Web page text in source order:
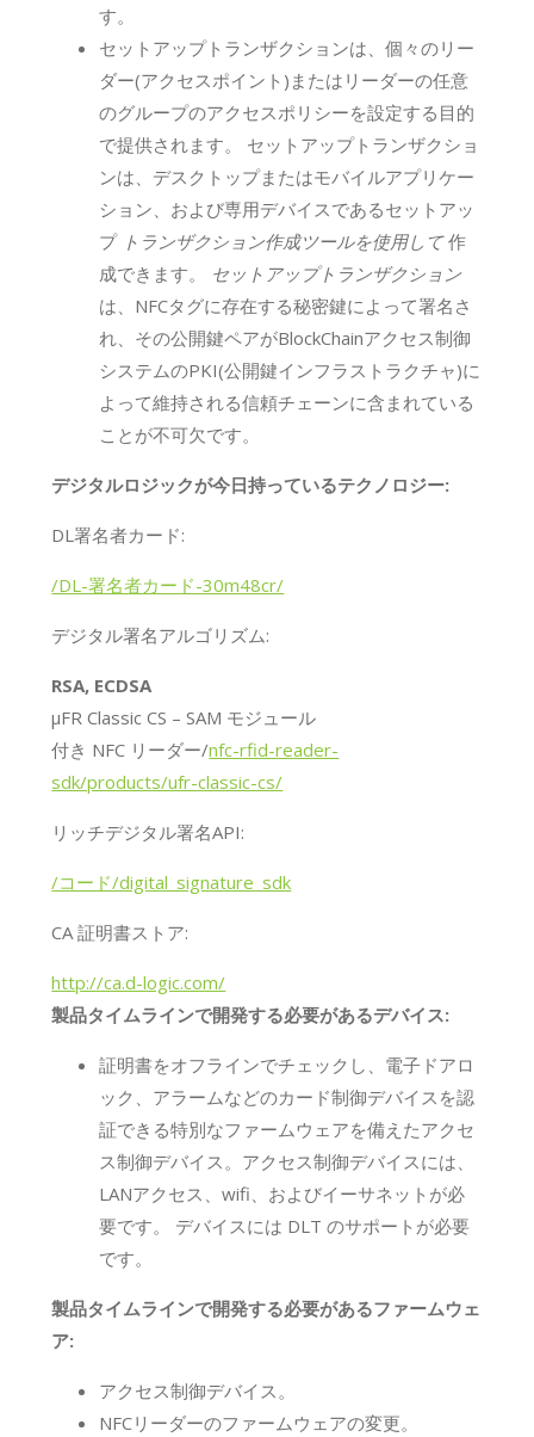
す。
セットアップトランザクションは、個々のリー
ダー(アクセスポイント)またはリーダーの任意
のグループのアクセスポリシーを設定する目的
で提供されます。 セットアップトランザクショ
ンは、デスクトップまたはモバイルアプリケー
ション、および専用デバイスであるセットアッ
プ トランザクション作成ツールを使用して作
成できます。 セットアップトランザクション
は、NFCタグに存在する秘密鍵によって署名さ
れ、その公開鍵ペアがBlockChainアクセス制御
システムのPKI(公開鍵インフラストラクチャ)に
よって維持される信頼チェーンに含まれている
ことが不可欠です。
デジタルロジックが今日持っているテクノロジー:
DL署名者カード:
/DL-署名者カード-30m48cr/
デジタル署名アルゴリズム:
RSA, ECDSA
μFR Classic CS – SAM モジュール
付き NFC リーダー/nfc-rfid-reader-
sdk/products/ufr-classic-cs/
リッチデジタル署名API:
/コード/digital_signature_sdk
CA 証明書ストア:
http://ca.d-logic.com/
製品タイムラインで開発する必要があるデバイス:
証明書をオフラインでチェックし、電子ドアロ
ック、アラームなどのカード制御デバイスを認
証できる特別なファームウェアを備えたアクセ
ス制御デバイス。アクセス制御デバイスには、
LANアクセス、wifi、およびイーサネットが必
要です。 デバイスには DLT のサポートが必要
です。
製品タイムラインで開発する必要があるファームウェ
ア:
アクセス制御デバイス。
NFCリーダーのファームウェアの変更。